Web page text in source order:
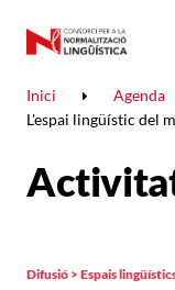
Inici
Agenda
L'espai lingüístic del
Difusió > Espais